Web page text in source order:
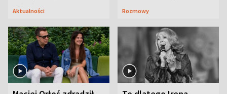
Lubelszczyzna
Aktualności Rozmowy